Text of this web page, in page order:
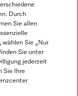
Durch
Sie allen
wählen Sie „Nur
Sie unter
jederzeit
Sie Ihre